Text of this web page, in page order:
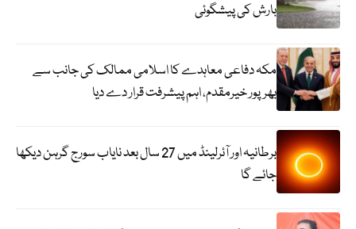
بارش کی پیشگوئی
مکہ دفاعی معاہدے کا اسلامی ممالک کی جانب سے
بھرپور خیرمقدم، اہم پیشرفت قرار دے دیا
برطانیہ اور آئرلینڈ میں 27 سال بعد نایاب سورج گرہن دیکھا
جائے گا